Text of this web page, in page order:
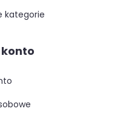
kategorie